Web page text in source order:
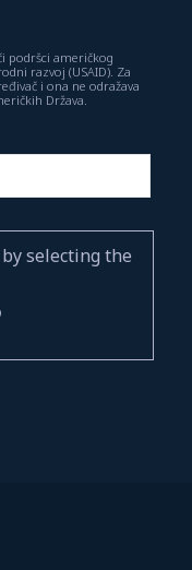
podršci američkog
razvoj (USAID). Za
i ona ne odražava
Država.
selecting the